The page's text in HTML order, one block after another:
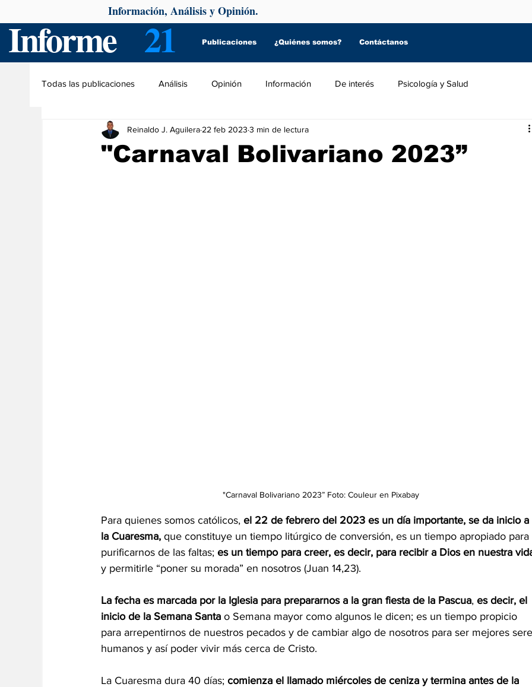
Informe 21 Publicaciones ¿Quiénes somos? Contáctanos
Información, Análisis y Opinión.
Todas las publicaciones Análisis Opinión Información De interés Psicología y Salud
"Carnaval Bolivariano 2023”
Reinaldo J. Aguilera 22 feb 2023 3 min de lectura
"Carnaval Bolivariano 2023” Foto: Couleur en Pixabay
Para quienes somos católicos, el 22 de febrero del 2023 es un día importante, se da inicio a
la Cuaresma, que constituye un tiempo litúrgico de conversión, es un tiempo apropiado para
purificarnos de las faltas; es un tiempo para creer, es decir, para recibir a Dios en nuestra
y permitirle “poner su morada” en nosotros (Juan 14,23).
La fecha es marcada por la Iglesia para prepararnos a la gran fiesta de la Pascua, es decir, el
inicio de la Semana Santa o Semana mayor como algunos le dicen; es un tiempo propicio
para arrepentirnos de nuestros pecados y de cambiar algo de nosotros para ser mejores
humanos y así poder vivir más cerca de Cristo.
La Cuaresma dura 40 días; comienza el llamado miércoles de ceniza y termina antes de la